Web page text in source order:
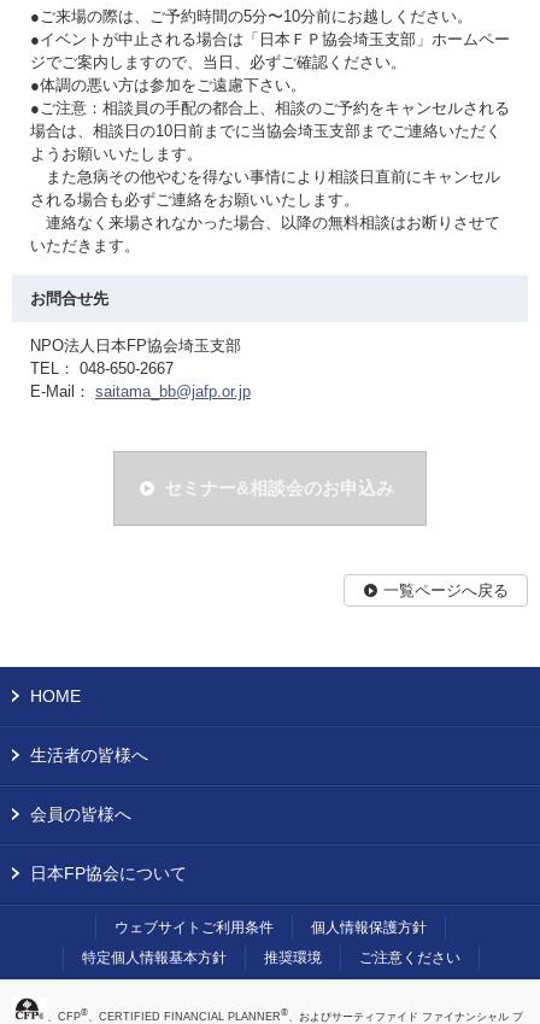
●ご来場の際は、ご予約時間の5分〜10分前にお越しください。
●イベントが中止される場合は「日本ＦＰ協会埼玉支部」ホームペー
ジでご案内しますので、当日、必ずご確認ください。
●体調の悪い方は参加をご遠慮下さい。
●ご注意：相談員の手配の都合上、相談のご予約をキャンセルされる
場合は、相談日の10日前までに当協会埼玉支部までご連絡いただく
ようお願いいたします。
また急病その他やむを得ない事情により相談日直前にキャンセル
される場合も必ずご連絡をお願いいたします。
連絡なく来場されなかった場合、以降の無料相談はお断りさせて
いただきます。
お問合せ先
NPO法人日本FP協会埼玉支部
TEL： 048-650-2667
E-Mail： saitama_bb@jafp.or.jp
セミナー&相談会のお申込み
一覧ページへ戻る
HOME
生活者の皆様へ
会員の皆様へ
日本FP協会について
ウェブサイトご利用条件
個人情報保護方針
特定個人情報基本方針
推奨環境 ご注意ください
、CFP®、CERTIFIED FINANCIAL PLANNER®、およびサーティファイド ファイナンシャル プ